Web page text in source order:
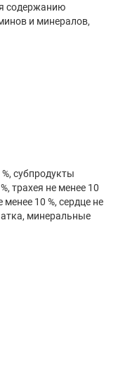
содержанию
и минералов,
субпродукты
трахея не менее 10
10 %, сердце не
минеральные